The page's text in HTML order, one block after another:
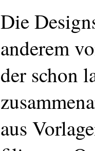
Die
anderem
der schon
aus